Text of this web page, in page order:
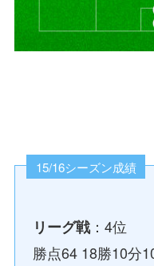
15/16シーズン成績
リーグ戦：4位
勝点64 18勝10分